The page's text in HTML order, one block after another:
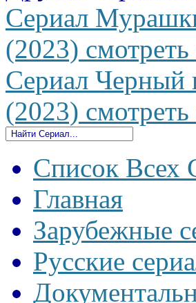
Сериал
(2023) смотреть
Сериал Черный
(2023) смотреть
Список Всех
Главная
Зарубежные
Русские